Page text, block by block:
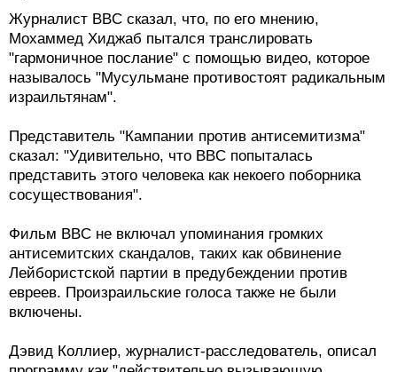
Журналист BBC сказал, что, по его мнению,
Мохаммед Хиджаб пытался транслировать
"гармоничное послание" с помощью видео, которое
называлось "Мусульмане противостоят радикальным
израильтянам".
Представитель "Кампании против антисемитизма"
сказал: "Удивительно, что BBC попыталась
представить этого человека как некоего поборника
сосуществования".
Фильм BBC не включал упоминания громких
антисемитских скандалов, таких как обвинение
Лейбористской партии в предубеждении против
евреев. Произраильские голоса также не были
включены.
Дэвид Коллиер, журналист-расследователь, описал